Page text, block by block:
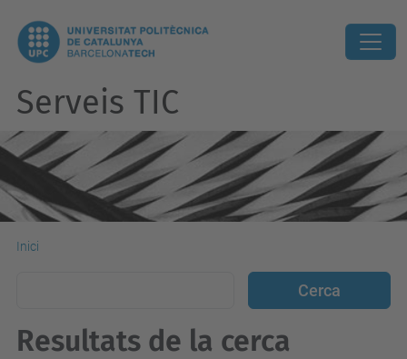
Serveis TIC
Inici
Resultats de la cerca